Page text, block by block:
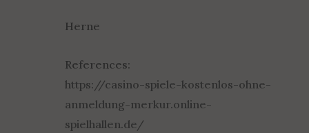
Herne
References:
https://casino-spiele-kostenlos-ohne-
anmeldung-merkur.online-
spielhallen.de/